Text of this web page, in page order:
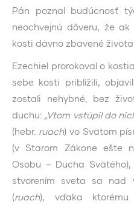
Pán poznal budúcnosť
neochvejnú dôveru, že
kosti dávno zbavené
Ezechiel prorokoval o
sebe kosti priblížili,
zostali nehybné, bez
duchu:
„Vtom vstúpil do
(hebr. ruach) vo Svätom
(v Starom Zákone ešte
Osobu – Ducha
stvorením sveta sa nad
(ruach), vďaka